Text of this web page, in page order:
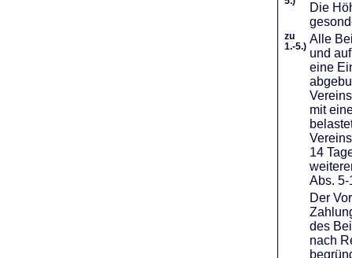
Die
zu
1.-5.)
Alle
und
eine
mit
14
Abs.
Der
des
nach